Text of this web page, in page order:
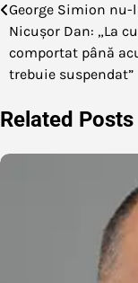
articole
George Simion nu-
Nicușor Dan: „La
comportat până
trebuie suspendat”
Related Posts